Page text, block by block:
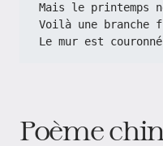
Mais le printemps
Voilà une
Le mur est
Poème